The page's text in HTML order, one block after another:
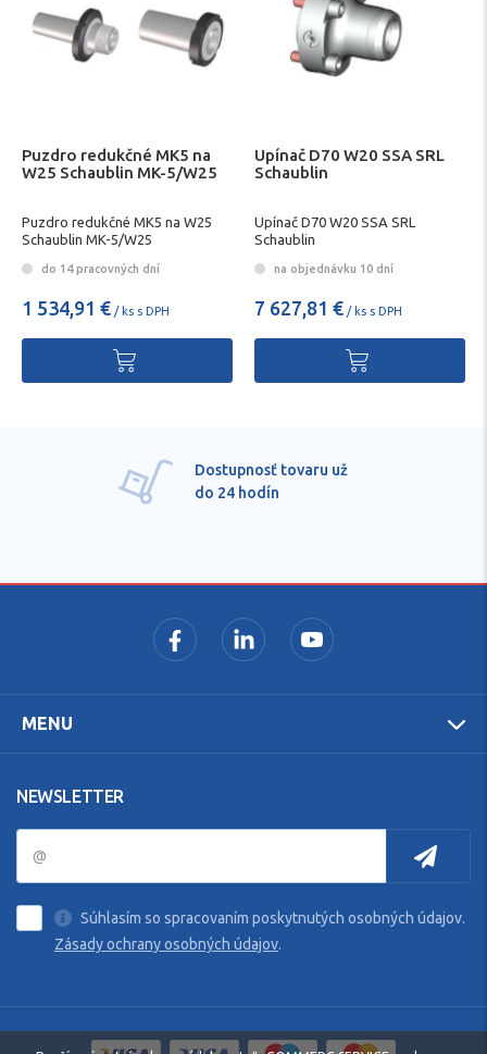
Puzdro redukčné MK5 na
W25 Schaublin MK-5/W25
Puzdro redukčné MK5 na W25
Schaublin MK-5/W25
do 14 pracovných dní
1 534,91 € / ks s DPH
Upínač D70 W20 SSA SRL
Schaublin
Upínač D70 W20 SSA SRL
Schaublin
na objednávku 10 dní
7 627,81 € / ks s DPH
Dostupnosť tovaru už
do 24 hodín
MENU
NEWSLETTER
Súhlasím so spracovaním poskytnutých osobných údajov.
Zásady ochrany osobných údajov.